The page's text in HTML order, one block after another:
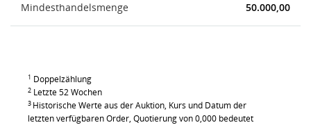
Mindesthandelsmenge 50.000,00
1 Doppelzählung
2 Letzte 52 Wochen
3 Historische Werte aus der Auktion, Kurs und Datum der
letzten verfügbaren Order, Quotierung von 0,000 bedeutet